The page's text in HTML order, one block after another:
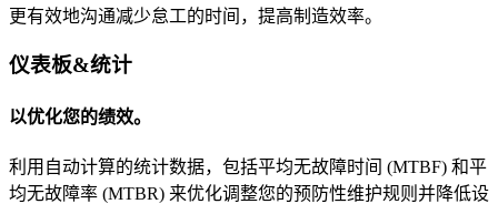
更有效地沟通减少怠工的时间，提高制造效率。
仪表板&统计
以优化您的绩效。
利用自动计算的统计数据，包括平均无故障时间 (MTBF) 和平
均无故障率 (MTBR) 来优化调整您的预防性维护规则并降低设